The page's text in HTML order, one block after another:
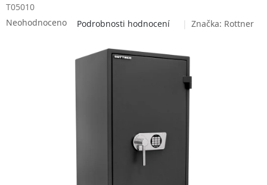
T05010
Průměrné
Neohodnoceno Podrobnosti hodnocení Značka: Rottner